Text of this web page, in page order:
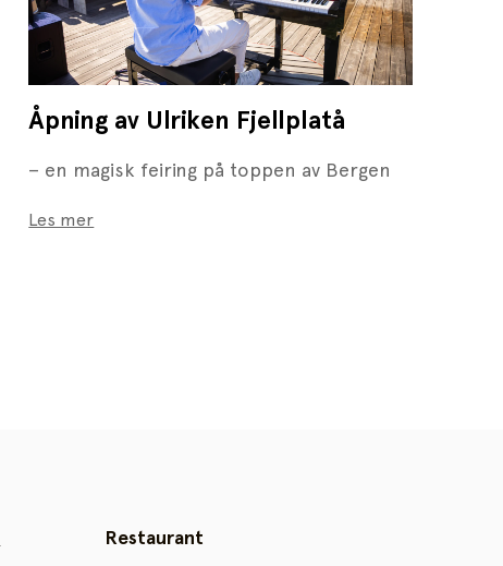
Åpning av Ulriken Fjellplatå
– en magisk feiring på toppen av Bergen
Les mer
Restaurant